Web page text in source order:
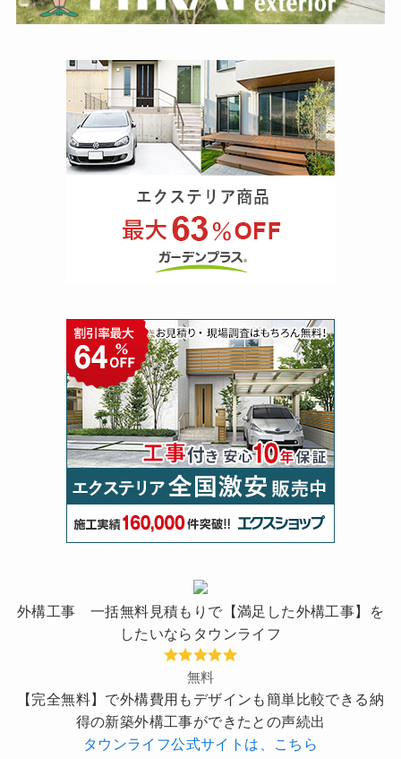
外構工事 一括無料見積もりで【満足した外構工事】を
したいならタウンライフ
無料
【完全無料】で外構費用もデザインも簡単比較できる納
得の新築外構工事ができたとの声続出
タウンライフ公式サイトは、こちら